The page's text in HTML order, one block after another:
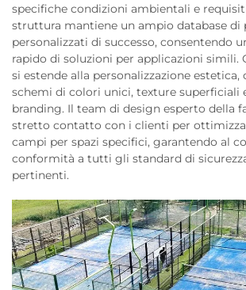
specifiche condizioni ambientali e
struttura mantiene un ampio database di
personalizzati di successo, consentendo
rapido di soluzioni per applicazioni simili.
si estende alla personalizzazione estetica,
schemi di colori unici, texture superficiali
branding. Il team di design esperto della
stretto contatto con i clienti per
campi per spazi specifici, garantendo al
conformità a tutti gli standard di
pertinenti.